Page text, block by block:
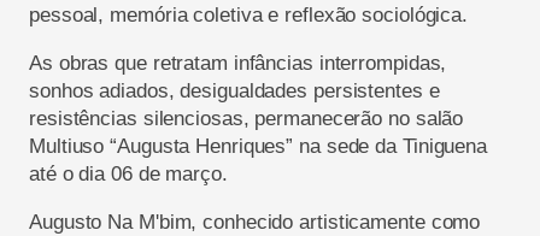
pessoal, memória coletiva e reflexão sociológica.
As obras que retratam infâncias interrompidas,
sonhos adiados, desigualdades persistentes e
resistências silenciosas, permanecerão no salão
Multiuso “Augusta Henriques” na sede da Tiniguena
até o dia 06 de março.
Augusto Na M'bim, conhecido artisticamente como